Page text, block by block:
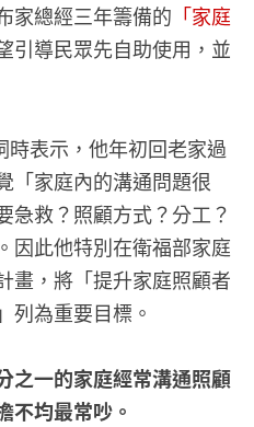
家總經三年籌備的 「家庭
引導民眾先自助使用，並
表示，他年初回老家過
「家庭內的溝通問題很
急救？照顧方式？分工？
因此他特別在衛福部家庭
畫，將「提升家庭照顧者
列為重要目標。
之一的家庭經常溝通照顧
不均最常吵。